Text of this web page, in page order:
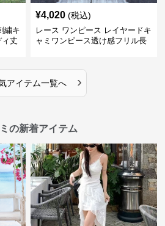
繍キ
丈
¥4,020 (税込)
レース ワンピース レイヤードキ
ャミワンピース透け感フリル長
アイテム一覧へ ›
の新着アイテム